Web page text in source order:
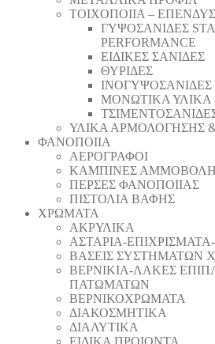
ΤΟΙΧΟΠΟΙΙΑ –
ΓΥΨΟΣΑΝΙΔΕΣ
PERFORMANCE
ΕΙΔΙΚΕΣ ΣΑΝΙΔΕΣ
ΘΥΡΙΔΕΣ
ΙΝΟΓΥΨΟΣΑΝΙΔΕΣ
ΜΟΝΩΤΙΚΑ ΥΛΙΚΑ
ΥΛΙΚΑ ΑΡΜΟΛΟΓΗΣΗΣ
ΦΑΝΟΠΟΙΙΑ
ΑΕΡΟΓΡΑΦΟΙ
ΚΑΜΠΙΝΕΣ
ΠΕΡΣΕΣ ΦΑΝΟΠΟΙΙΑΣ
ΠΙΣΤΟΛΙΑ ΒΑΦΗΣ
ΧΡΩΜΑΤΑ
ΑΚΡΥΛΙΚΑ
ΑΣΤΑΡΙΑ-
ΒΑΣΕΙΣ ΣΥΣΤΗΜΑΤΩΝ
ΒΕΡΝΙΚΙΑ-ΛΑΚΕΣ
ΠΑΤΩΜΑΤΩΝ
ΒΕΡΝΙΚΟΧΡΩΜΑΤΑ
ΔΙΑΚΟΣΜΗΤΙΚΑ
ΔΙΑΛΥΤΙΚΑ
ΕΙΔΙΚΑ ΠΡΟΙΟΝΤΑ